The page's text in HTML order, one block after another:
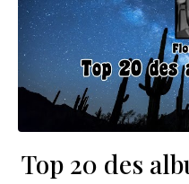
Top 20 des